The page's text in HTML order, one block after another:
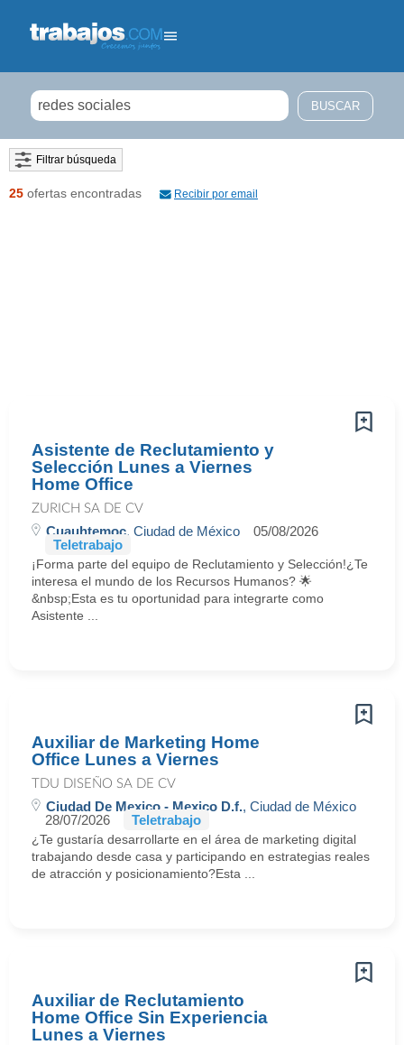
Filtrar búsqueda
25 ofertas encontradas Recibir por email
Asistente de Reclutamiento y
Selección Lunes a Viernes
Home Office
ZURICH SA DE CV
Cuauhtemoc, Ciudad de México
05/08/2026
Teletrabajo
¡Forma parte del equipo de Reclutamiento y Selección!¿Te
interesa el mundo de los Recursos Humanos? 🌟
&nbsp;Esta es tu oportunidad para integrarte como
Asistente ...
Auxiliar de Marketing Home
Office Lunes a Viernes
TDU DISEÑO SA DE CV
Ciudad De Mexico - Mexico D.f., Ciudad de México
28/07/2026
Teletrabajo
¿Te gustaría desarrollarte en el área de marketing digital
trabajando desde casa y participando en estrategias reales
de atracción y posicionamiento?Esta ...
Auxiliar de Reclutamiento
Home Office Sin Experiencia
Lunes a Viernes